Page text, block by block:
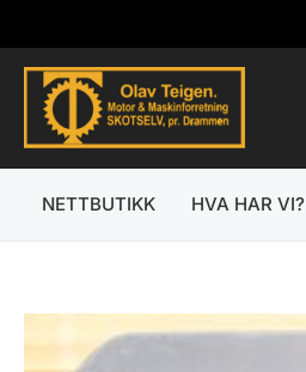
rett
innholdet
NETTBUTIKK HVA HAR VI?